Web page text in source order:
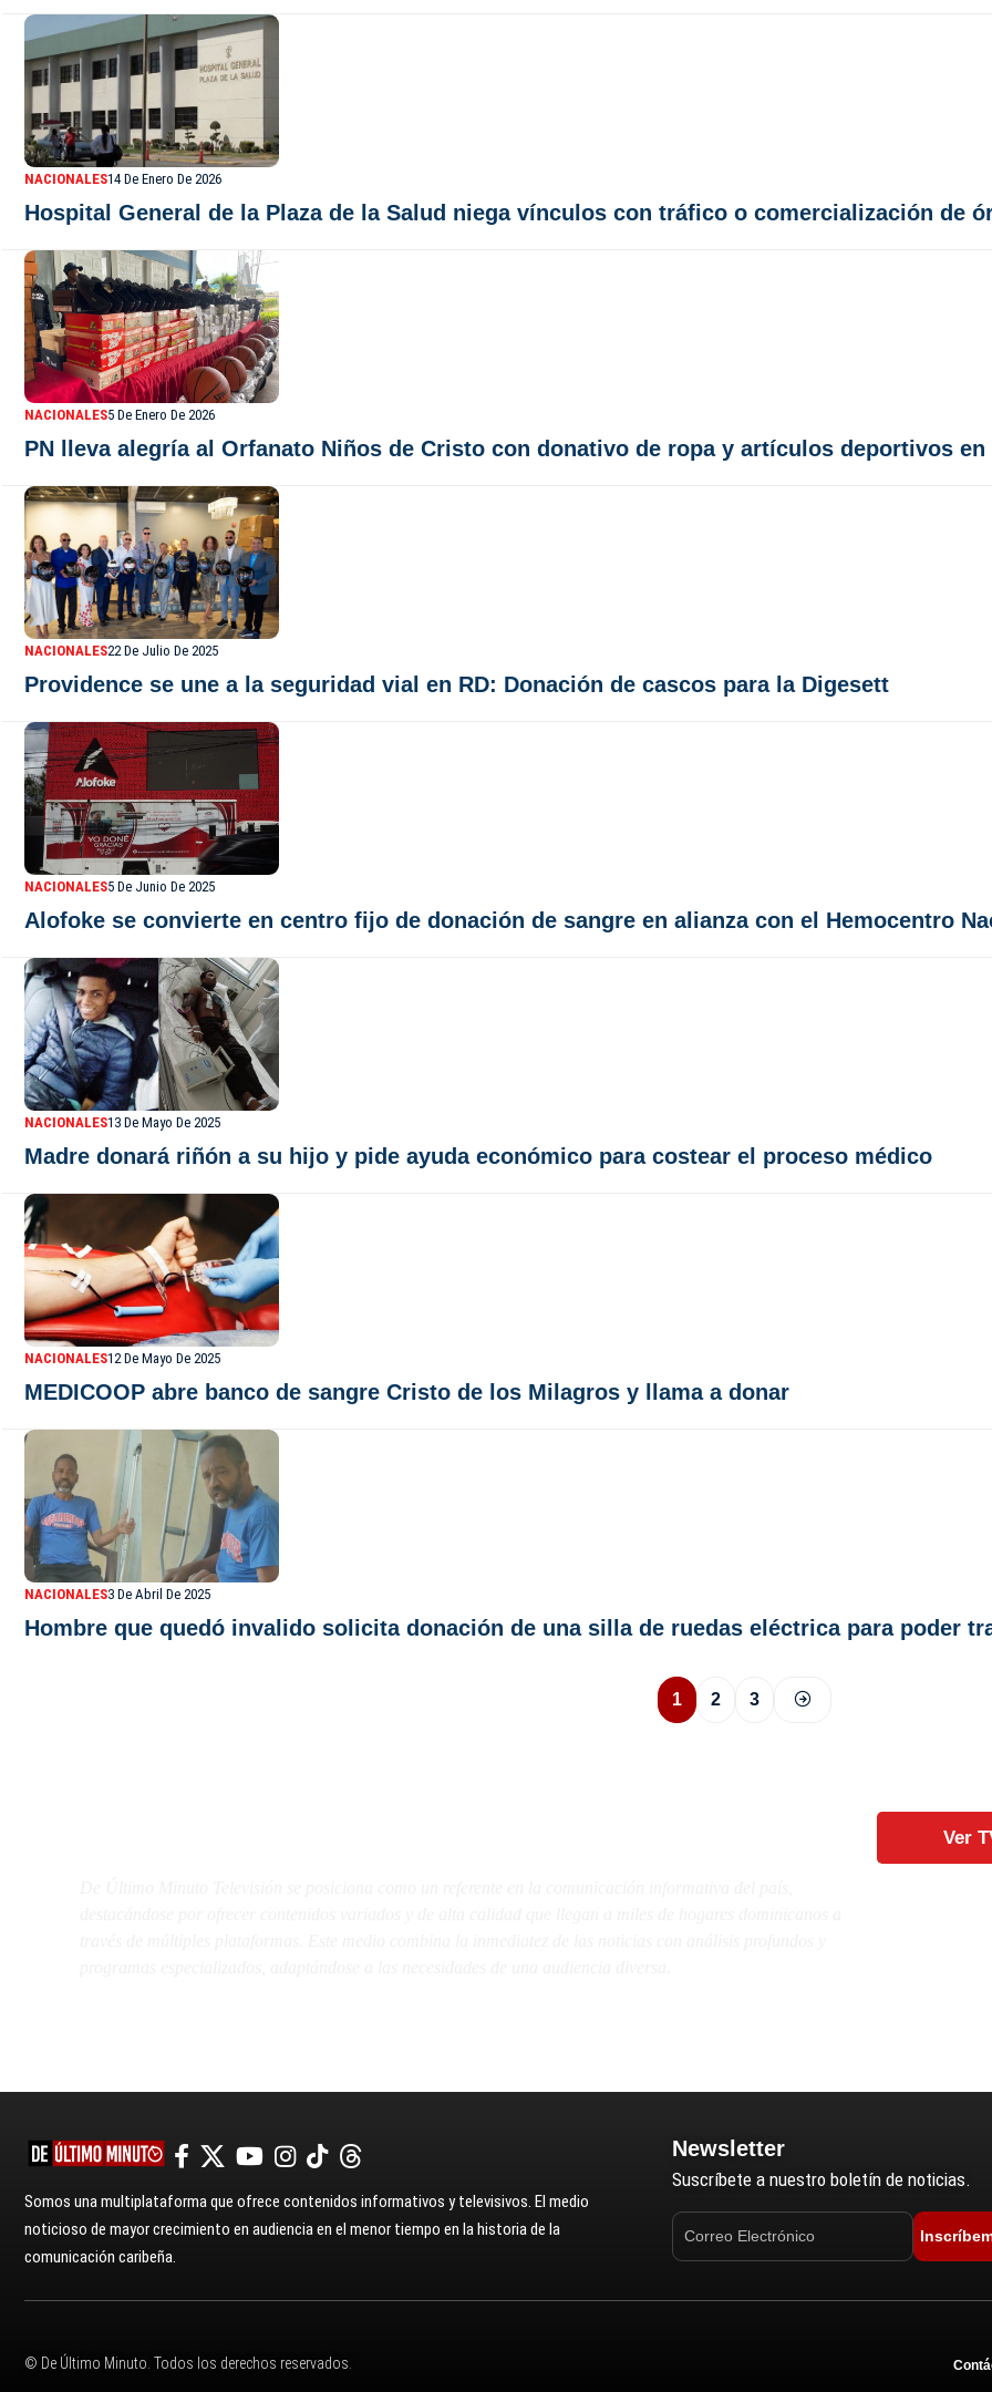
NACIONALES14 De Enero De 2026
Hospital General de la Plaza de la Salud niega vínculos con tráfico o comercialización de
NACIONALES5 De Enero De 2026
PN lleva alegría al Orfanato Niños de Cristo con donativo de ropa y artículos deportivos en
NACIONALES22 De Julio De 2025
Providence se une a la seguridad vial en RD: Donación de cascos para la Digesett
NACIONALES5 De Junio De 2025
Alofoke se convierte en centro fijo de donación de sangre en alianza con el Hemocentro
NACIONALES13 De Mayo De 2025
Madre donará riñón a su hijo y pide ayuda económico para costear el proceso médico
NACIONALES12 De Mayo De 2025
MEDICOOP abre banco de sangre Cristo de los Milagros y llama a donar
NACIONALES3 De Abril De 2025
Hombre que quedó invalido solicita donación de una silla de ruedas eléctrica para poder
1 2 3
Ver
Somos una multiplataforma que ofrece contenidos informativos y televisivos. El medio
noticioso de mayor crecimiento en audiencia en el menor tiempo en la historia de la
comunicación caribeña.
Newsletter
Suscríbete a nuestro boletín de noticias.
© De Último Minuto. Todos los derechos reservados.